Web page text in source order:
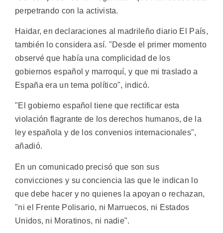
perpetrando con la activista.
Haidar, en declaraciones al madrileño diario El País,
también lo considera así. "Desde el primer momento
observé que había una complicidad de los
gobiernos español y marroquí, y que mi traslado a
España era un tema político", indicó.
"El gobierno español tiene que rectificar esta
violación flagrante de los derechos humanos, de la
ley española y de los convenios internacionales",
añadió.
En un comunicado precisó que son sus
convicciones y su conciencia las que le indican lo
que debe hacer y no quienes la apoyan o rechazan,
"ni el Frente Polisario, ni Marruecos, ni Estados
Unidos, ni Moratinos, ni nadie".